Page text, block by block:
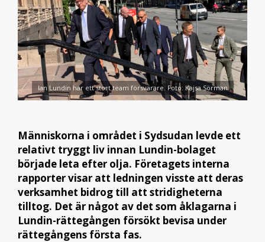
Ian Lundin har ett stort team försvarare. Foto: Kajsa Sörman
Människorna i området i Sydsudan levde ett
relativt tryggt liv innan Lundin-bolaget
började leta efter olja. Företagets interna
rapporter visar att ledningen visste att deras
verksamhet bidrog till att stridigheterna
tilltog. Det är något av det som åklagarna i
Lundin-rättegången försökt bevisa under
rättegångens första fas.